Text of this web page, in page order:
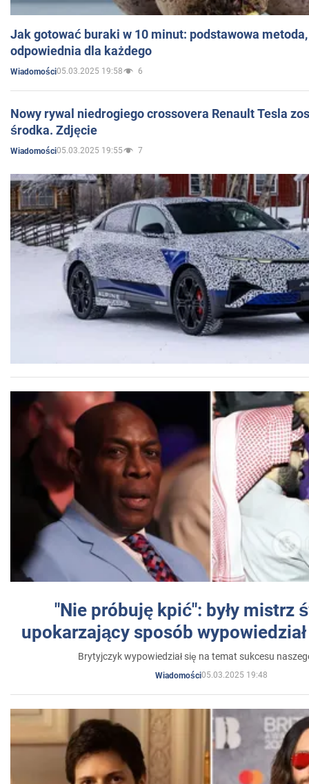
Jak gotować buraki w 10 minut: podstawowa
odpowiednia dla każdego
Wiadomości05.03.2025 19:58 6
Nowy rywal niedrogiego crossovera Renault Tesla
środka. Zdjęcie
Wiadomości05.03.2025 19:55 7
"Nie próbuję kpić": były mistrz
upokarzający sposób
Brytyjczyk wypowiedział się na temat sukcesu
Wiadomości05.03.2025 19:48